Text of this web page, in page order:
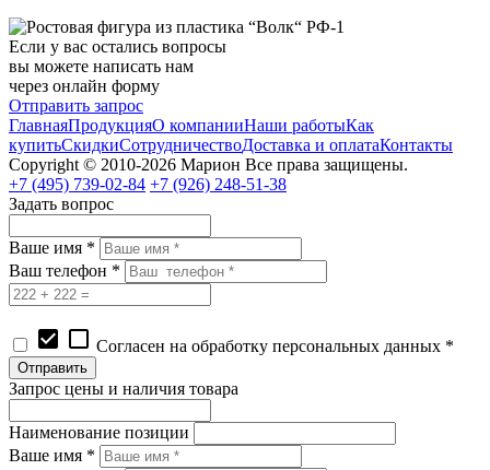
Если у вас остались вопросы
вы можете написать нам
через онлайн форму
Отправить запрос
ГлавнаяПродукцияО компанииНаши работыКак
купитьСкидкиСотрудничествоДоставка и оплатаКонтакты
Copyright © 2010-2026 Марион Все права защищены.
+7 (495) 739-02-84 +7 (926) 248-51-38
Задать вопрос
Ваше имя *
Ваш телефон *
check_box check_box_outline_blank Согласен на обработку персональных данных *
Запрос цены и наличия товара
Наименование позиции
Ваше имя *